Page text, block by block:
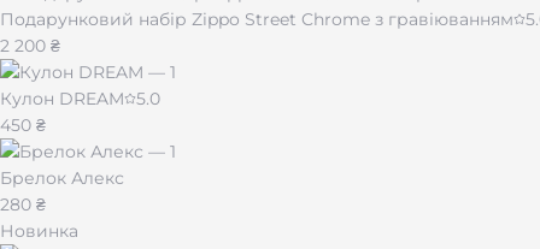
Це ідеальний вибір для
до джинсів. Завдяки вітрозахисній технології вона
Якщо ви шукаєте
висока практичність — саме те, що потрібно.
Індивідуальне гравіювання — зробіть
Подарунковий набір Zippo Street Chrome з гравіюванням
2 200 ₴
Кулон DREAM
5.0
450 ₴
Брелок Алекс
280 ₴
Новинка